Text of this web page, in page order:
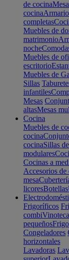
de cocina
cocina
completas
Muebles de
matrimonio
noche
Muebles de
escritorio
Muebles de
Sillas
infantiles
Mesas
altasMesas
Cocina
Muebles de
cocina
cocinaSillas
modulares
Cocinas a
Accesorios de
mesa
licoresBotellas
Frigoríficos
combi
pequeños
Congeladores
horizontales
Lavadoras